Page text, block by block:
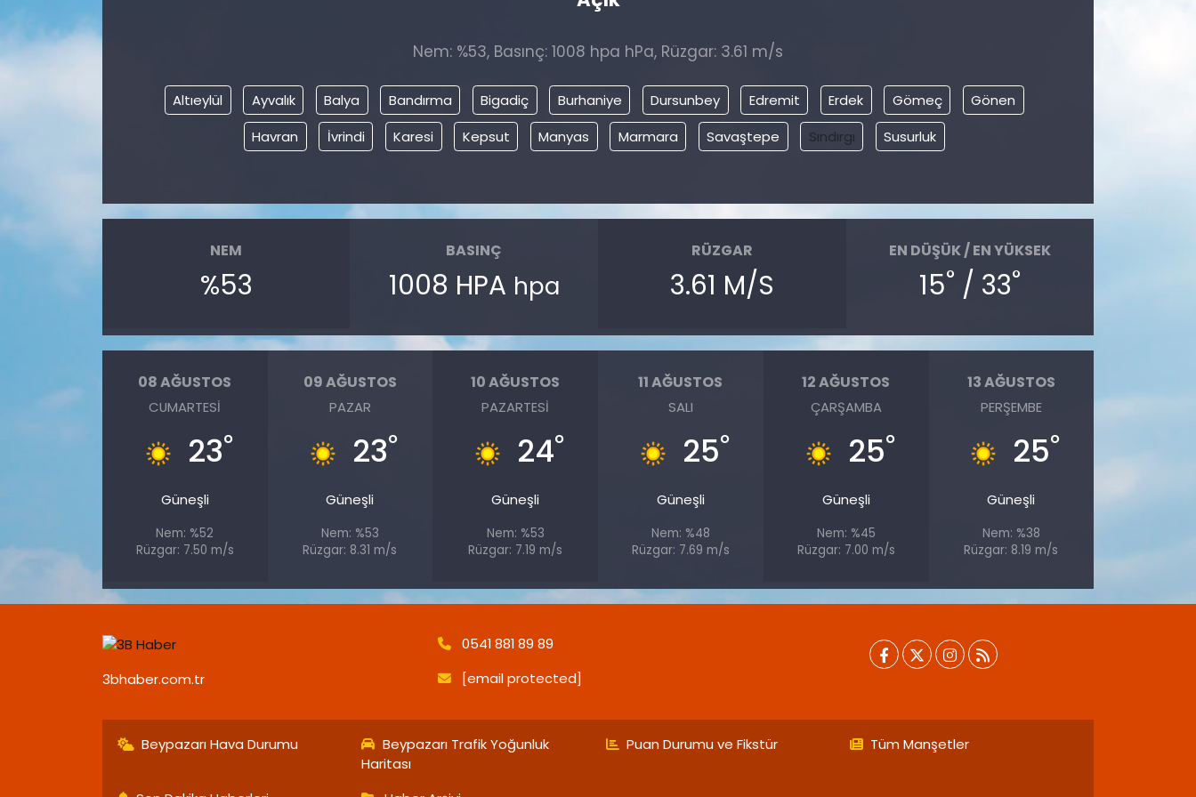
Nem: %53, Basınç: 1008 hpa hPa, Rüzgar: 3.61 m/s
Altıeylül Ayvalık Balya Bandırma Bigadiç Burhaniye Dursunbey Edremit Erdek Gömeç
Gönen
Havran
İvrindi Karesi Kepsut Manyas Marmara Savaştepe Sındırgı Susurluk
NEM
%53
BASINÇ
1008 HPA hpa
RÜZGAR
3.61 M/S
EN DÜŞÜK / EN YÜKSEK
15° / 33°
08 AĞUSTOS
CUMARTESI
23°
Güneşli
Nem: %52
Rüzgar: 7.50 m/s
09 AĞUSTOS
PAZAR
23°
Güneşli
Nem: %53
Rüzgar: 8.31 m/s
10 AĞUSTOS
PAZARTESI
24°
Güneşli
Nem: %53
Rüzgar: 7.19 m/s
11 AĞUSTOS
SALI
25°
Güneşli
Nem: %48
Rüzgar: 7.69 m/s
12 AĞUSTOS
ÇARŞAMBA
25°
Güneşli
Nem: %45
Rüzgar: 7.00 m/s
13 AĞUSTOS
PERŞEMBE
25°
Güneşli
Nem: %38
Rüzgar: 8.19 m/s
3bhaber.com.tr
0541 881 89 89
[email protected]
Beypazarı Hava Durumu
Beypazarı Trafik Yoğunluk
Haritası
Puan Durumu ve Fikstür Tüm Manşetler